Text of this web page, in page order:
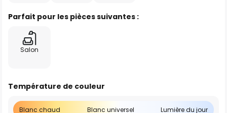
Parfait pour les pièces suivantes :
Salon
Température de couleur
Blanc chaud Blanc universel Lumière du jour